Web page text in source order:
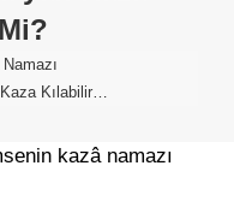
Kılabilir…
kazâ namazı